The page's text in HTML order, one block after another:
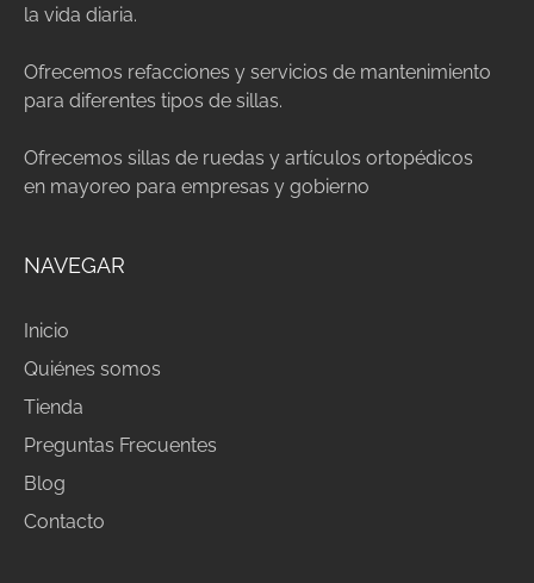
la vida diaria.
Ofrecemos refacciones y servicios de mantenimiento
para diferentes tipos de sillas.
Ofrecemos sillas de ruedas y artículos ortopédicos
en mayoreo para empresas y gobierno
NAVEGAR
Inicio
Quiénes somos
Tienda
Preguntas Frecuentes
Blog
Contacto